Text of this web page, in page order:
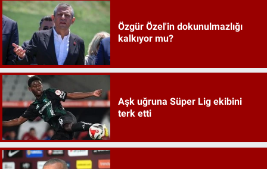
Özgür Özel'in dokunulmazlığı
kalkıyor mu?
Aşk uğruna Süper Lig ekibini
terk etti